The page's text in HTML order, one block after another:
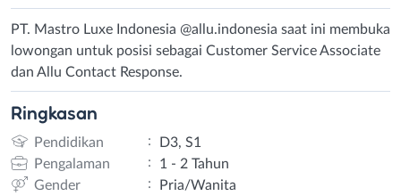
PT. Mastro Luxe Indonesia @allu.indonesia saat ini membuka
lowongan untuk posisi sebagai Customer Service Associate
dan Allu Contact Response.
Ringkasan
Pendidikan :
D3, S1
Pengalaman
:
1 - 2 Tahun
Gender
:
Pria/Wanita